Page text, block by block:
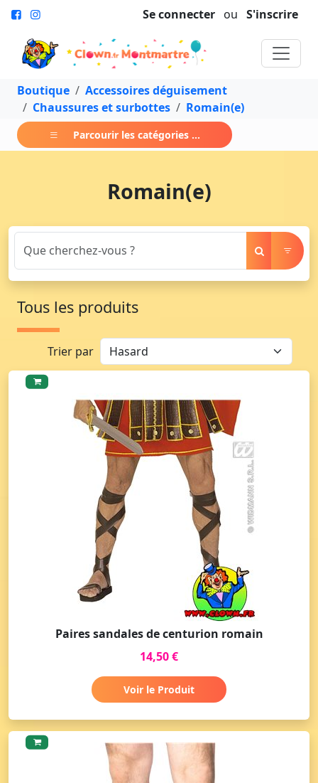
Se connecter ou S'inscrire
Boutique
Accessoires déguisement
Chaussures et surbottes
Romain(e)
Parcourir les catégories ...
Romain(e)
Tous les produits
Trier par
Paires sandales de centurion romain
14,50 €
Voir le Produit